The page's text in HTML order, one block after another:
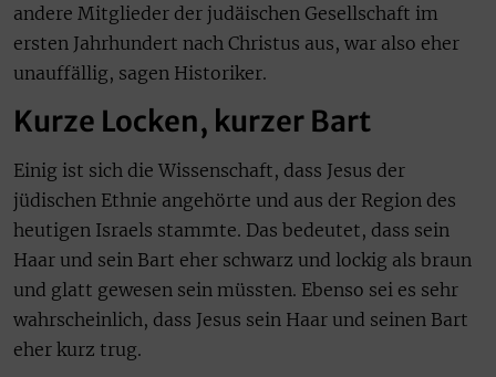
andere Mitglieder der judäischen Gesellschaft im
ersten Jahrhundert nach Christus aus, war also eher
unauffällig, sagen Historiker.
Kurze Locken, kurzer Bart
Einig ist sich die Wissenschaft, dass Jesus der
jüdischen Ethnie angehörte und aus der Region des
heutigen Israels stammte. Das bedeutet, dass sein
Haar und sein Bart eher schwarz und lockig als braun
und glatt gewesen sein müssten. Ebenso sei es sehr
wahrscheinlich, dass Jesus sein Haar und seinen Bart
eher kurz trug.